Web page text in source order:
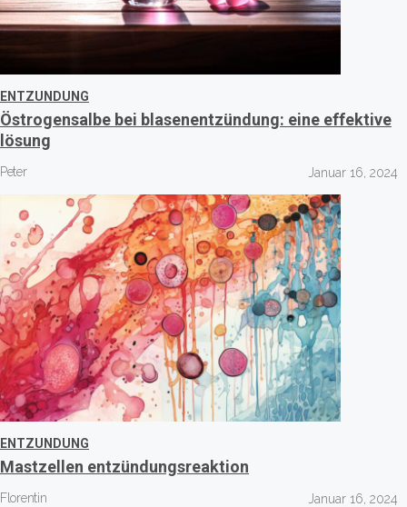
ENTZUNDUNG
Östrogensalbe bei blasenentzündung: eine effektive
lösung
Peter Januar 16, 2024
ENTZUNDUNG
Mastzellen entzündungsreaktion
Florentin Januar 16, 2024